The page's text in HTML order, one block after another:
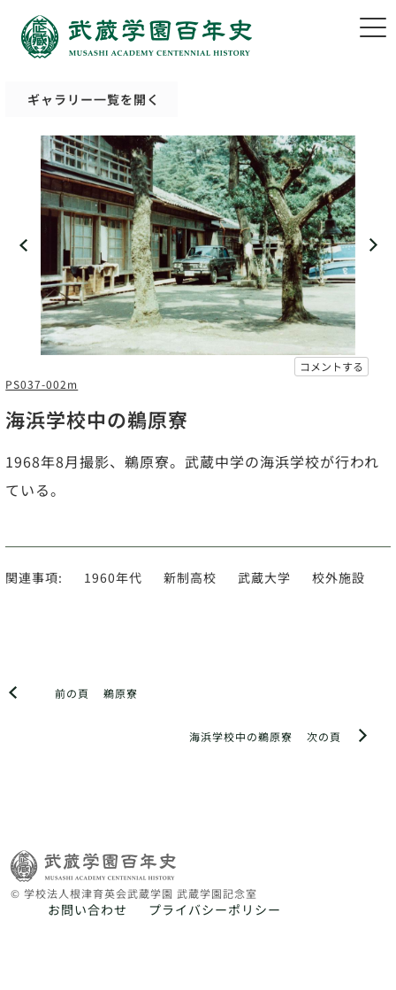
ギャラリー一覧を開く
コメントする
PS037-002m
海浜学校中の鵜原寮
1968年8月撮影、鵜原寮。武蔵中学の海浜学校が行われ
ている。
関連事項: 1960年代 新制高校 武蔵大学 校外施設
前の頁 鵜原寮
次の頁
海浜学校中の鵜原寮
© 学校法人根津育英会武蔵学園 武蔵学園記念室
お問い合わせ プライバシーポリシー